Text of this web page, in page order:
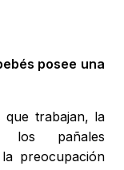
posee una
que trabajan, la
los pañales
preocupación